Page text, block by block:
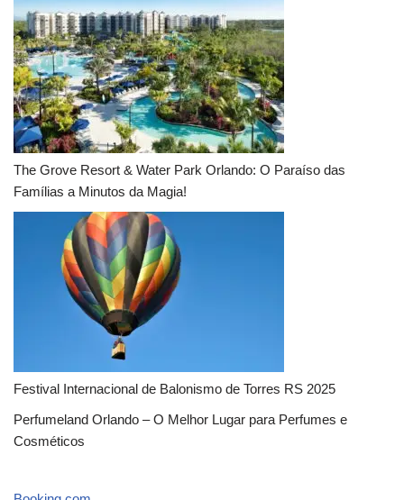
The Grove Resort & Water Park Orlando: O Paraíso das
Famílias a Minutos da Magia!
Festival Internacional de Balonismo de Torres RS 2025
Perfumeland Orlando – O Melhor Lugar para Perfumes e
Cosméticos